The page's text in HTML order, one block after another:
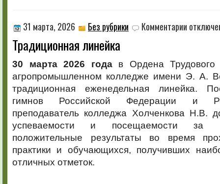
31 марта, 2026 Без рубрики Комментарии записи
Традиционная линейка
30 марта 2026 годав Ордена Трудового
агропромышленном колледже имени Э. А.
традиционная еженедельная линейка.
гимнов Российской Федерации и
преподаватель колледжа Холченкова Н.В.
успеваемости и посещаемости за
положительные результаты во время
практики и обучающихся, получивших
отличных отметок.